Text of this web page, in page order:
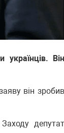
Він
він зробив
депутат